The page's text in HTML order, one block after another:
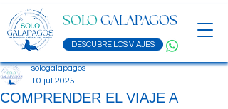
SOLO GALAPAGOS
DESCUBRE LOS VIAJES
COMPRENDER EL VIAJE A
sologalapagos
10 jul 2025